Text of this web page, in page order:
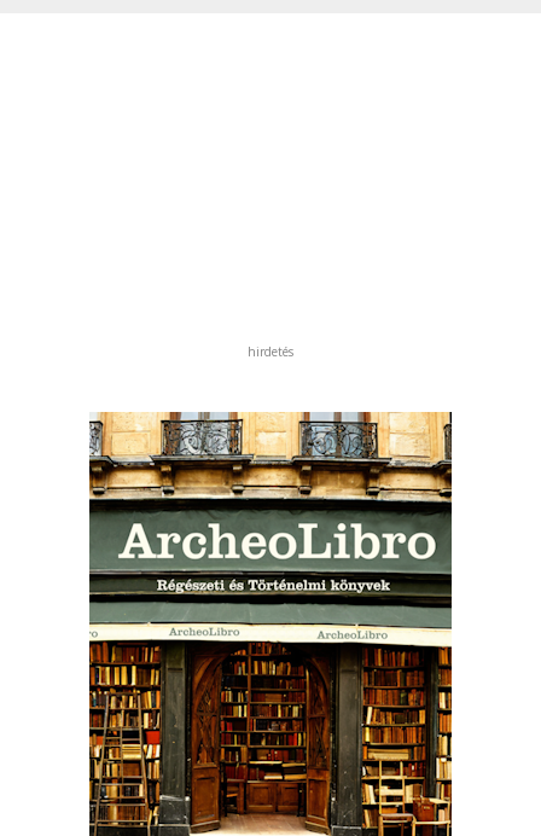
hirdetés